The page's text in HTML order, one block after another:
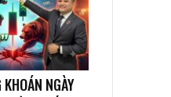
NGÀY